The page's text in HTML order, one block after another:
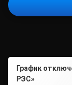
График
РЭС»